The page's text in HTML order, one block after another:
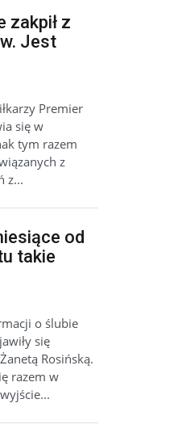
zakpił z
Jest
Premier
się w
tym razem
z
z...
od
takie
o ślubie
się
Rosińską.
razem w